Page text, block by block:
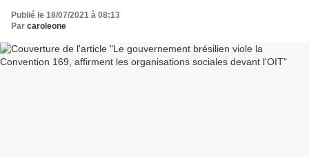
Publié le 18/07/2021 à 08:13
Par caroleone